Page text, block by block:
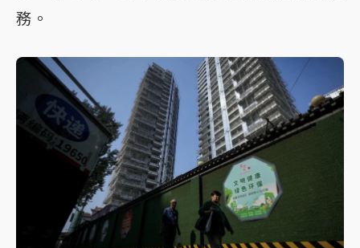
務。